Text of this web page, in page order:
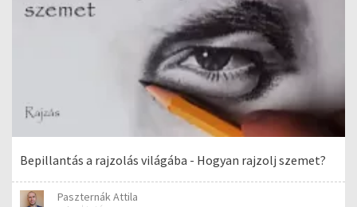
Bepillantás a rajzolás világába - Hogyan rajzolj szemet?
Paszternák Attila